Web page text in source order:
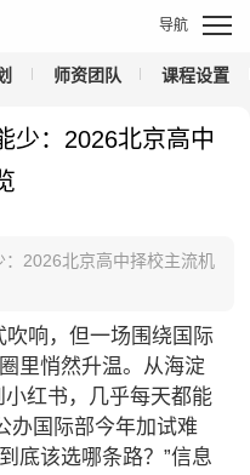
师资团队 课程设置
少：2026北京高中
2026北京高中择校主流机
响，但一场围绕国际
里悄然升温。从海淀
红书，几乎每天都能
办国际部今年加试难
底该选哪条路？”信息